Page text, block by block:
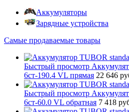
Аккумуляторы
Зарядные устройства
Самые продаваемые товары
Быстрый просмотр
6ст-190.4 VL прямая 22 646
Быстрый просмотр
6ст-60.0 VL обратная 7 418